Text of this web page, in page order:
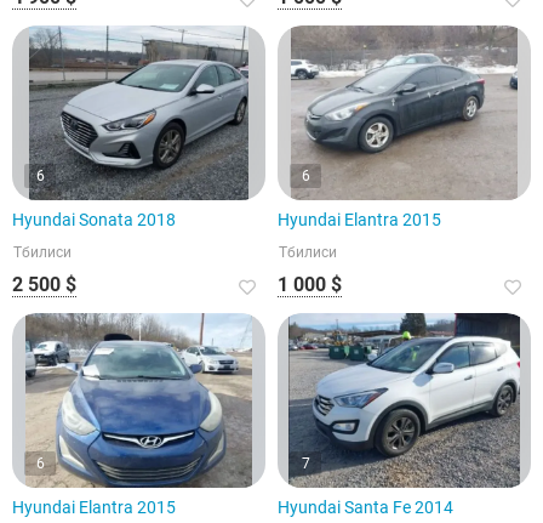
6
Hyundai Sonata 2018
Тбилиси
2 500 $
6
Hyundai Elantra 2015
Тбилиси
1 000 $
6
Hyundai Elantra 2015
7
Hyundai Santa Fe 2014